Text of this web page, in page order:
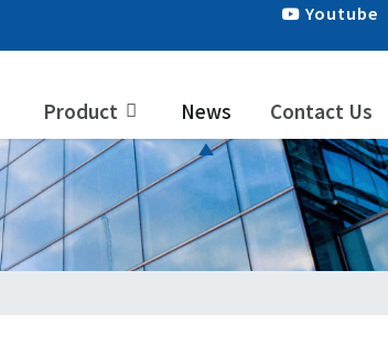
Youtube
Product News Contact Us